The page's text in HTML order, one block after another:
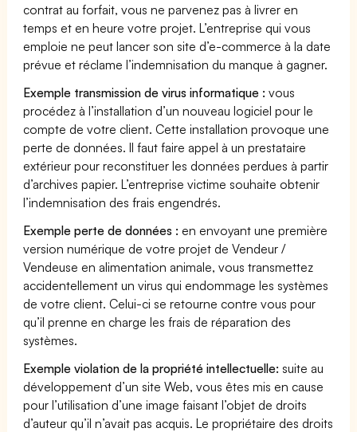
contrat au forfait, vous ne parvenez pas à livrer en
temps et en heure votre projet. L’entreprise qui vous
emploie ne peut lancer son site d’e-commerce à la date
prévue et réclame l’indemnisation du manque à gagner.
Exemple transmission de virus informatique : vous
procédez à l’installation d’un nouveau logiciel pour le
compte de votre client. Cette installation provoque une
perte de données. Il faut faire appel à un prestataire
extérieur pour reconstituer les données perdues à partir
d’archives papier. L’entreprise victime souhaite obtenir
l’indemnisation des frais engendrés.
Exemple perte de données : en envoyant une première
version numérique de votre projet de Vendeur /
Vendeuse en alimentation animale, vous transmettez
accidentellement un virus qui endommage les systèmes
de votre client. Celui-ci se retourne contre vous pour
qu’il prenne en charge les frais de réparation des
systèmes.
Exemple violation de la propriété intellectuelle: suite au
développement d’un site Web, vous êtes mis en cause
pour l’utilisation d’une image faisant l’objet de droits
d’auteur qu’il n’avait pas acquis. Le propriétaire des droits